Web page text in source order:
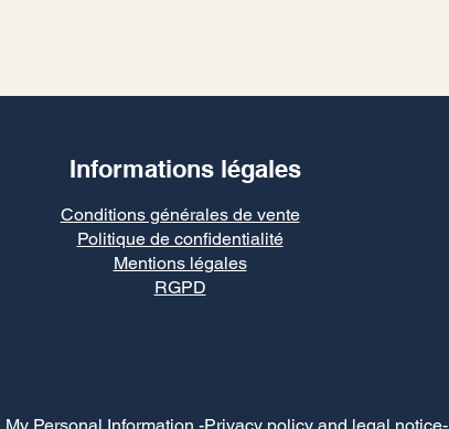
Informations légales
Conditions générales de vente
Politique de confidentialité
Mentions légales
RGPD